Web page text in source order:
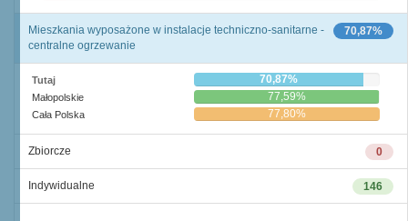
70,87%
Mieszkania wyposażone w instalacje techniczno-sanitarne -
centralne ogrzewanie
Tutaj 70,87%
Małopolskie 77,59%
Cała Polska 77,80%
0
Zbiorcze
146
Indywidualne